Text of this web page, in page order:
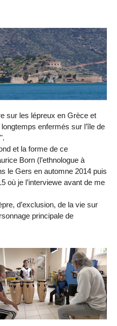
sur les lépreux en Grèce et
enfermés sur l’île de
et la forme de ce
Born (l’ethnologue à
le Gers en automne 2014 puis
où je l’interviewe avant de me
d’exclusion, de la vie sur
principale de